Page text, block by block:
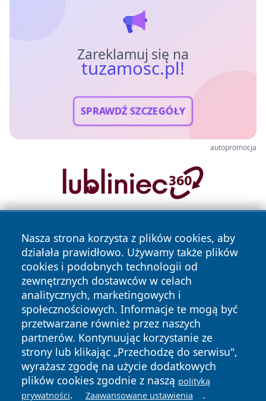
Zareklamuj się na
tuzamosc.pl!
SPRAWDŹ SZCZEGÓŁY
autopromocja
Nasza strona korzysta z plików cookies, aby
działała prawidłowo. Używamy także plików
cookies i podobnych technologii od
zewnętrznych dostawców w celach
analitycznych, marketingowych i
społecznościowych. Informacje te mogą być
przetwarzane również przez naszych
partnerów. Kontynuując korzystanie ze
strony lub klikając „Przechodzę do serwisu",
wyrażasz zgodę na użycie dodatkowych
plików cookies zgodnie z naszą polityką
prywatności. Zaawansowane ustawienia .
Copyright © 2026 tuzamosc.pl Wszystkie prawa zastrzeżone.
News Autorzy
Polityka
Prywatności
Polityka
Cookies